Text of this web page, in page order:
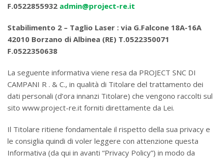
F.0522855932 admin@project-re.it
Stabilimento 2 – Taglio Laser : via G.Falcone 18A-16A
42010 Borzano di Albinea (RE) T.0522350071
F.0522350638
La seguente informativa viene resa da PROJECT SNC DI
CAMPANI R . & C., in qualità di Titolare del trattamento dei
dati personali (d’ora innanzi Titolare) che vengono raccolti sul
sito www.project-re.it forniti direttamente da Lei.
Il Titolare ritiene fondamentale il rispetto della sua privacy e
le consiglia quindi di voler leggere con attenzione questa
Informativa (da qui in avanti “Privacy Policy”) in modo da